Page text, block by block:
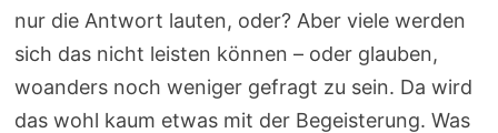
nur die Antwort lauten, oder? Aber viele werden
sich das nicht leisten können – oder glauben,
woanders noch weniger gefragt zu sein. Da wird
das wohl kaum etwas mit der Begeisterung. Was